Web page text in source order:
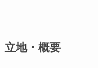
立地・概要